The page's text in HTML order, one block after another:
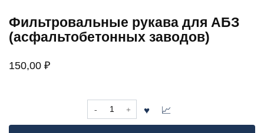
Фильтровальные рукава для АБЗ
(асфальтобетонных заводов)
150,00 ₽
Количество
товара